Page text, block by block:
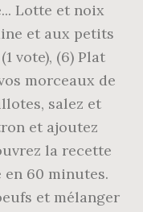
Lotte et noix
et aux petits
vote), (6) Plat
morceaux de
salez et
et ajoutez
la recette
60 minutes.
et mélanger